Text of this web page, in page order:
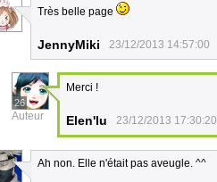
Très belle page
JennyMiki 23/12/2013 14:57:00
26
Auteur
Merci !
Elen'lu 23/12/2013 17:30:20
Ah non. Elle n'était pas aveugle. ^^